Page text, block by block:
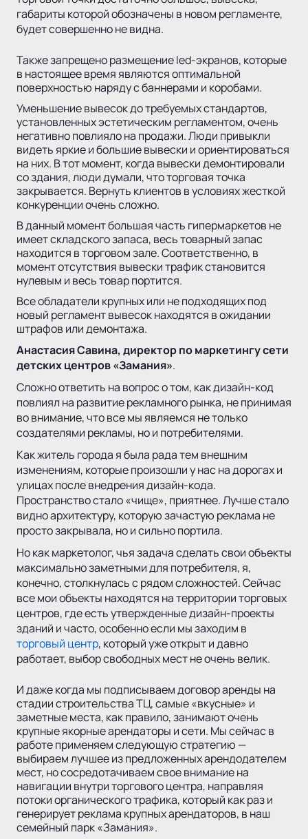
габариты которой обозначены в новом регламенте,
будет совершенно не видна.
Также запрещено размещение led-экранов, которые
в настоящее время являются оптимальной
поверхностью наряду с баннерами и коробами.
Уменьшение вывесок до требуемых стандартов,
установленных эстетическим регламентом, очень
негативно повлияло на продажи. Люди привыкли
видеть яркие и большие вывески и ориентироваться
на них. В тот момент, когда вывески демонтировали
со здания, люди думали, что торговая точка
закрывается. Вернуть клиентов в условиях жесткой
конкуренции очень сложно.
В данный момент большая часть гипермаркетов не
имеет складского запаса, весь товарный запас
находится в торговом зале. Соответственно, в
момент отсутствия вывески трафик становится
нулевым и весь товар портится.
Все обладатели крупных или не подходящих под
новый регламент вывесок находятся в ожидании
штрафов или демонтажа.
Анастасия Савина, директор по маркетингу сети
детских центров «Замания».
Сложно ответить на вопрос о том, как дизайн-код
повлиял на развитие рекламного рынка, не принимая
во внимание, что все мы являемся не только
создателями рекламы, но и потребителями.
Как житель города я была рада тем внешним
изменениям, которые произошли у нас на дорогах и
улицах после внедрения дизайн-кода.
Пространство стало «чище», приятнее. Лучше стало
видно архитектуру, которую зачастую реклама не
просто закрывала, но и сильно портила.
Но как маркетолог, чья задача сделать свои объекты
максимально заметными для потребителя, я,
конечно, столкнулась с рядом сложностей. Сейчас
все мои объекты находятся на территории торговых
центров, где есть утвержденные дизайн-проекты
зданий и часто, особенно если мы заходим в
торговый центр, который уже открыт и давно
работает, выбор свободных мест не очень велик.
И даже когда мы подписываем договор аренды на
стадии строительства ТЦ, самые «вкусные» и
заметные места, как правило, занимают очень
крупные якорные арендаторы и сети. Мы сейчас в
работе применяем следующую стратегию —
выбираем лучшее из предложенных арендодателем
мест, но сосредотачиваем свое внимание на
навигации внутри торгового центра, направляя
потоки органического трафика, который как раз и
генерирует реклама крупных арендаторов, в наш
семейный парк «Замания».